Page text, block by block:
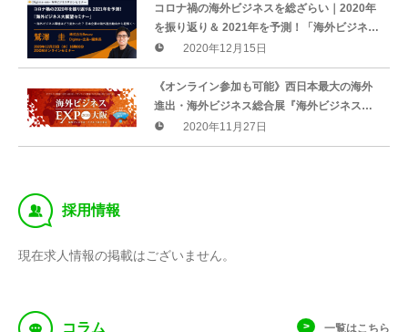
コロナ禍の海外ビジネスを総ざらい｜2020年
を振り返り＆ 2021年を予測！「海外ビジネス
大展望セミナー」開催（2020年12月23日）
2020年12月15日
《オンライン参加も可能》西日本最大の海外
進出・海外ビジネス総合展『海外ビジネス
EXPO2020大阪』を開催(12月16日〜18日)
2020年11月27日
‰ 採用情報
現在求人情報の掲載はございません。
f コラム 一覧はこちら